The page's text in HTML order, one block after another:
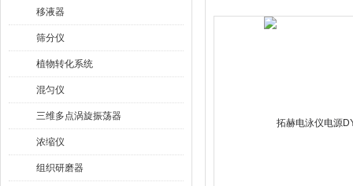
移液器
筛分仪
植物转化系统
混匀仪
三维多点涡旋振荡器
浓缩仪
组织研磨器